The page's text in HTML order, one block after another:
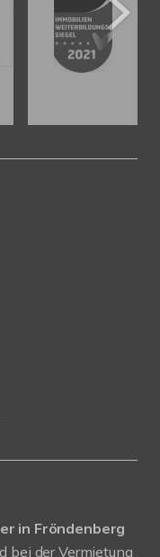
in Fröndenberg
bei der Vermietung